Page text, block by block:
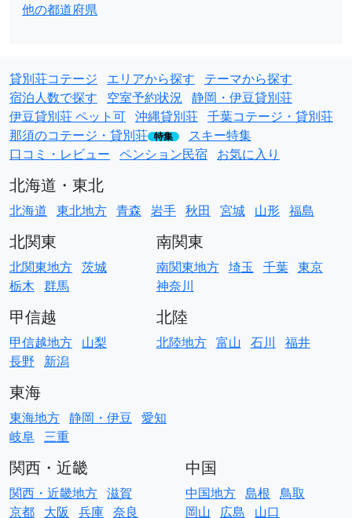
他の都道府県
貸別荘コテージ エリアから探す
テーマから探す
宿泊人数で探す
空室予約状況 静岡・伊豆貸別荘
伊豆貸別荘 ペット可 沖縄貸別荘 千葉コテージ・貸別荘
那須のコテージ・貸別荘 特集
スキー特集
口コミ・レビュー ペンション民宿 お気に入り
北海道・東北
北海道 東北地方 青森 岩手 秋田 宮城 山形 福島
北関東
北関東地方 茨城
栃木 群馬
南関東
南関東地方 埼玉 千葉 東京
神奈川
甲信越
甲信越地方 山梨
長野
新潟
北陸
北陸地方 富山 石川 福井
東海
東海地方 静岡・伊豆 愛知
岐阜 三重
関西・近畿
関西・近畿地方 滋賀
京都 大阪 兵庫 奈良
中国
中国地方 島根 鳥取
岡山
広島 山口